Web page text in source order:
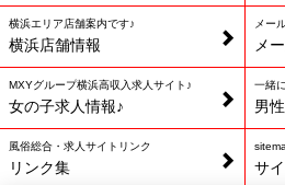
横浜エリア店舗案内です♪
横浜店舗情報
メー
メ
MXYグループ横浜高収入求人サイト♪
女の子求人情報♪
一緒
男
風俗総合・求人サイトリンク
リンク集 サ